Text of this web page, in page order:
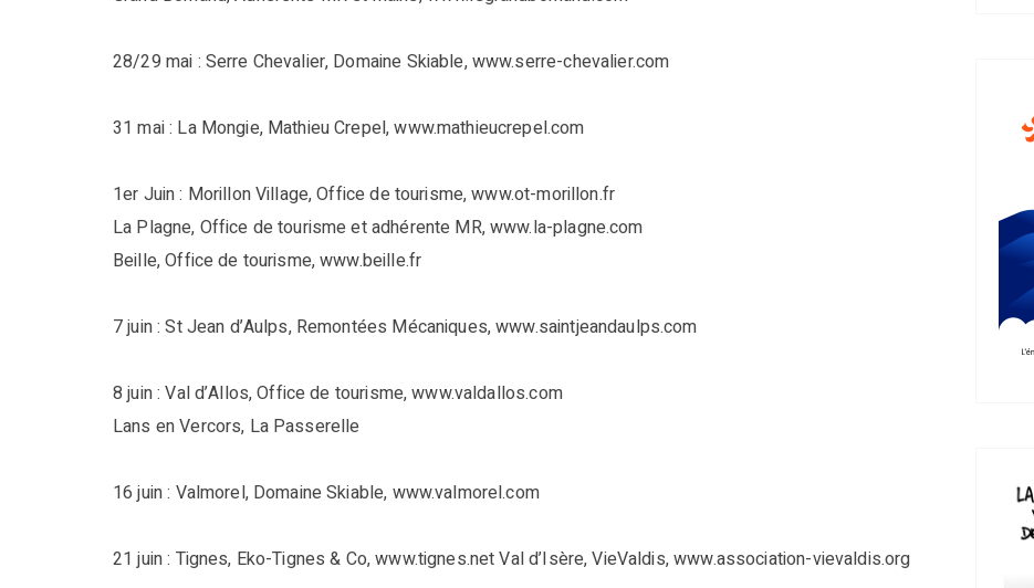
28/29 mai : Serre Chevalier, Domaine Skiable, www.serre-chevalier.com
31 mai : La Mongie, Mathieu Crepel, www.mathieucrepel.com
1er Juin : Morillon Village, Office de tourisme, www.ot-morillon.fr
La Plagne, Office de tourisme et adhérente MR, www.la-plagne.com
Beille, Office de tourisme, www.beille.fr
7 juin : St Jean d’Aulps, Remontées Mécaniques, www.saintjeandaulps.com
8 juin : Val d’Allos, Office de tourisme, www.valdallos.com
Lans en Vercors, La Passerelle
16 juin : Valmorel, Domaine Skiable, www.valmorel.com
21 juin : Tignes, Eko-Tignes & Co, www.tignes.net Val d’Isère, VieValdis, www.association-vievaldis.org